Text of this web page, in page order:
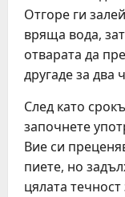
Отгоре ги
вряща вода,
отварата да
другаде за два
След като
започнете
Вие си
пиете, но
цялата